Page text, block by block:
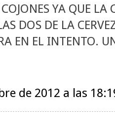
YA QUE LA
DOS DE LA
EN EL INTENTO.
de 2012 a las